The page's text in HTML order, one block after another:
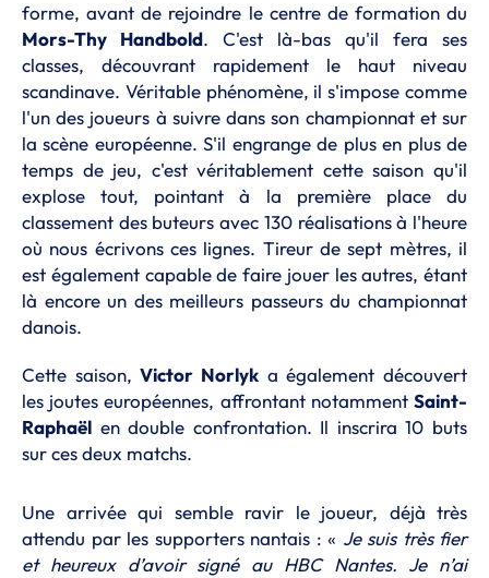
forme, avant de rejoindre le centre de formation du
Mors-Thy Handbold. C'est là-bas qu'il fera ses
classes, découvrant rapidement le haut niveau
scandinave. Véritable phénomène, il s'impose comme
l'un des joueurs à suivre dans son championnat et sur
la scène européenne. S'il engrange de plus en plus de
temps de jeu, c'est véritablement cette saison qu'il
explose tout, pointant à la première place du
classement des buteurs avec 130 réalisations à l'heure
où nous écrivons ces lignes. Tireur de sept mètres, il
est également capable de faire jouer les autres, étant
là encore un des meilleurs passeurs du championnat
danois.
Cette saison,Victor Norlyk a également découvert
les joutes européennes, affrontant notamment Saint-
Raphaël en double confrontation. Il inscrira 10 buts
sur ces deux matchs.
Une arrivée qui semble ravir le joueur, déjà très
attendu par les supporters nantais : « Je suis très fier
et heureux d’avoir signé au HBC Nantes. Je n’ai